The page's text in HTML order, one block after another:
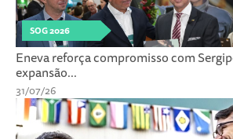
SOG 2026
Eneva reforça compromisso com
expansão...
31/07/26